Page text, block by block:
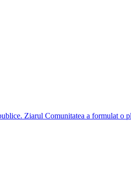
Ziarul Comunitatea a formulat o